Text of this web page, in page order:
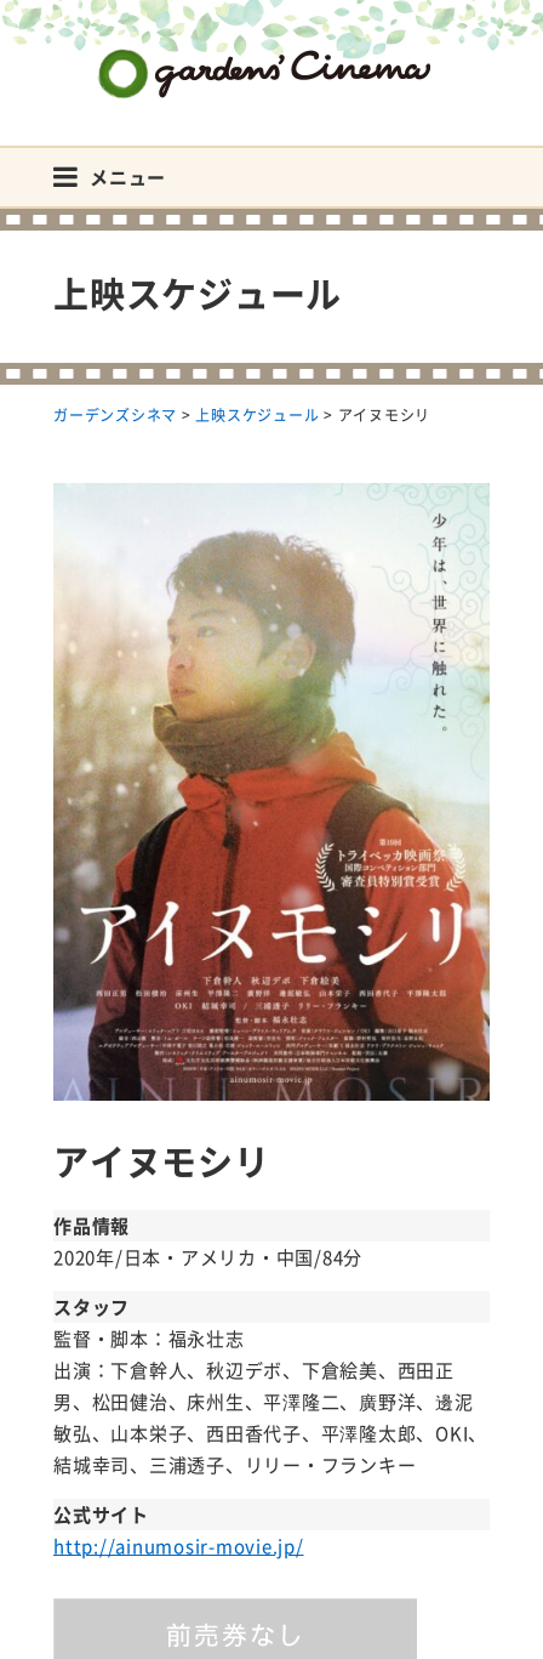
メニュー
上映スケジュール
ガーデンズシネマ >上映スケジュール > アイヌモシリ
アイヌモシリ
作品情報
2020年/日本・アメリカ・中国/84分
スタッフ
監督・脚本：福永壮志
出演：下倉幹人、秋辺デボ、下倉絵美、西田正
男、松田健治、床州生、平澤隆二、廣野洋、邊泥
敏弘、山本栄子、西田香代子、平澤隆太郎、OKI、
結城幸司、三浦透子、リリー・フランキー
公式サイト
http://ainumosir-movie.jp/